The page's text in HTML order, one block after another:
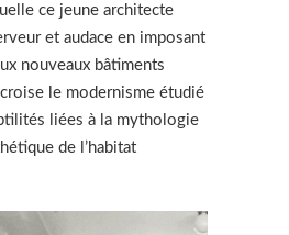
ce jeune architecte
et audace en imposant
nouveaux bâtiments
le modernisme étudié
liées à la mythologie
de l’habitat